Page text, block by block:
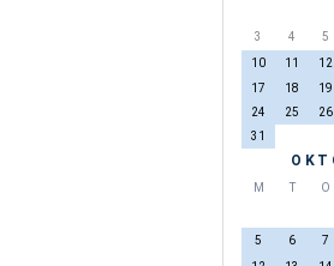
3 4
5
10
11
12
17
18
19
24
25
26
31
M T O
5 6
7